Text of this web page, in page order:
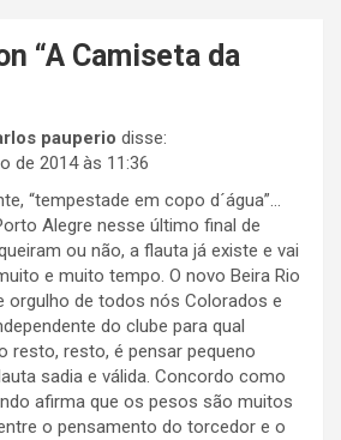
“A Camiseta da
pauperio disse:
de 2014 às 11:36
“tempestade em copo d´água”…
Alegre nesse último final de
ou não, a flauta já existe e vai
e muito tempo. O novo Beira Rio
orgulho de todos nós Colorados e
do clube para qual
resto, resto, é pensar pequeno
sadia e válida. Concordo como
afirma que os pesos são muitos
o pensamento do torcedor e o